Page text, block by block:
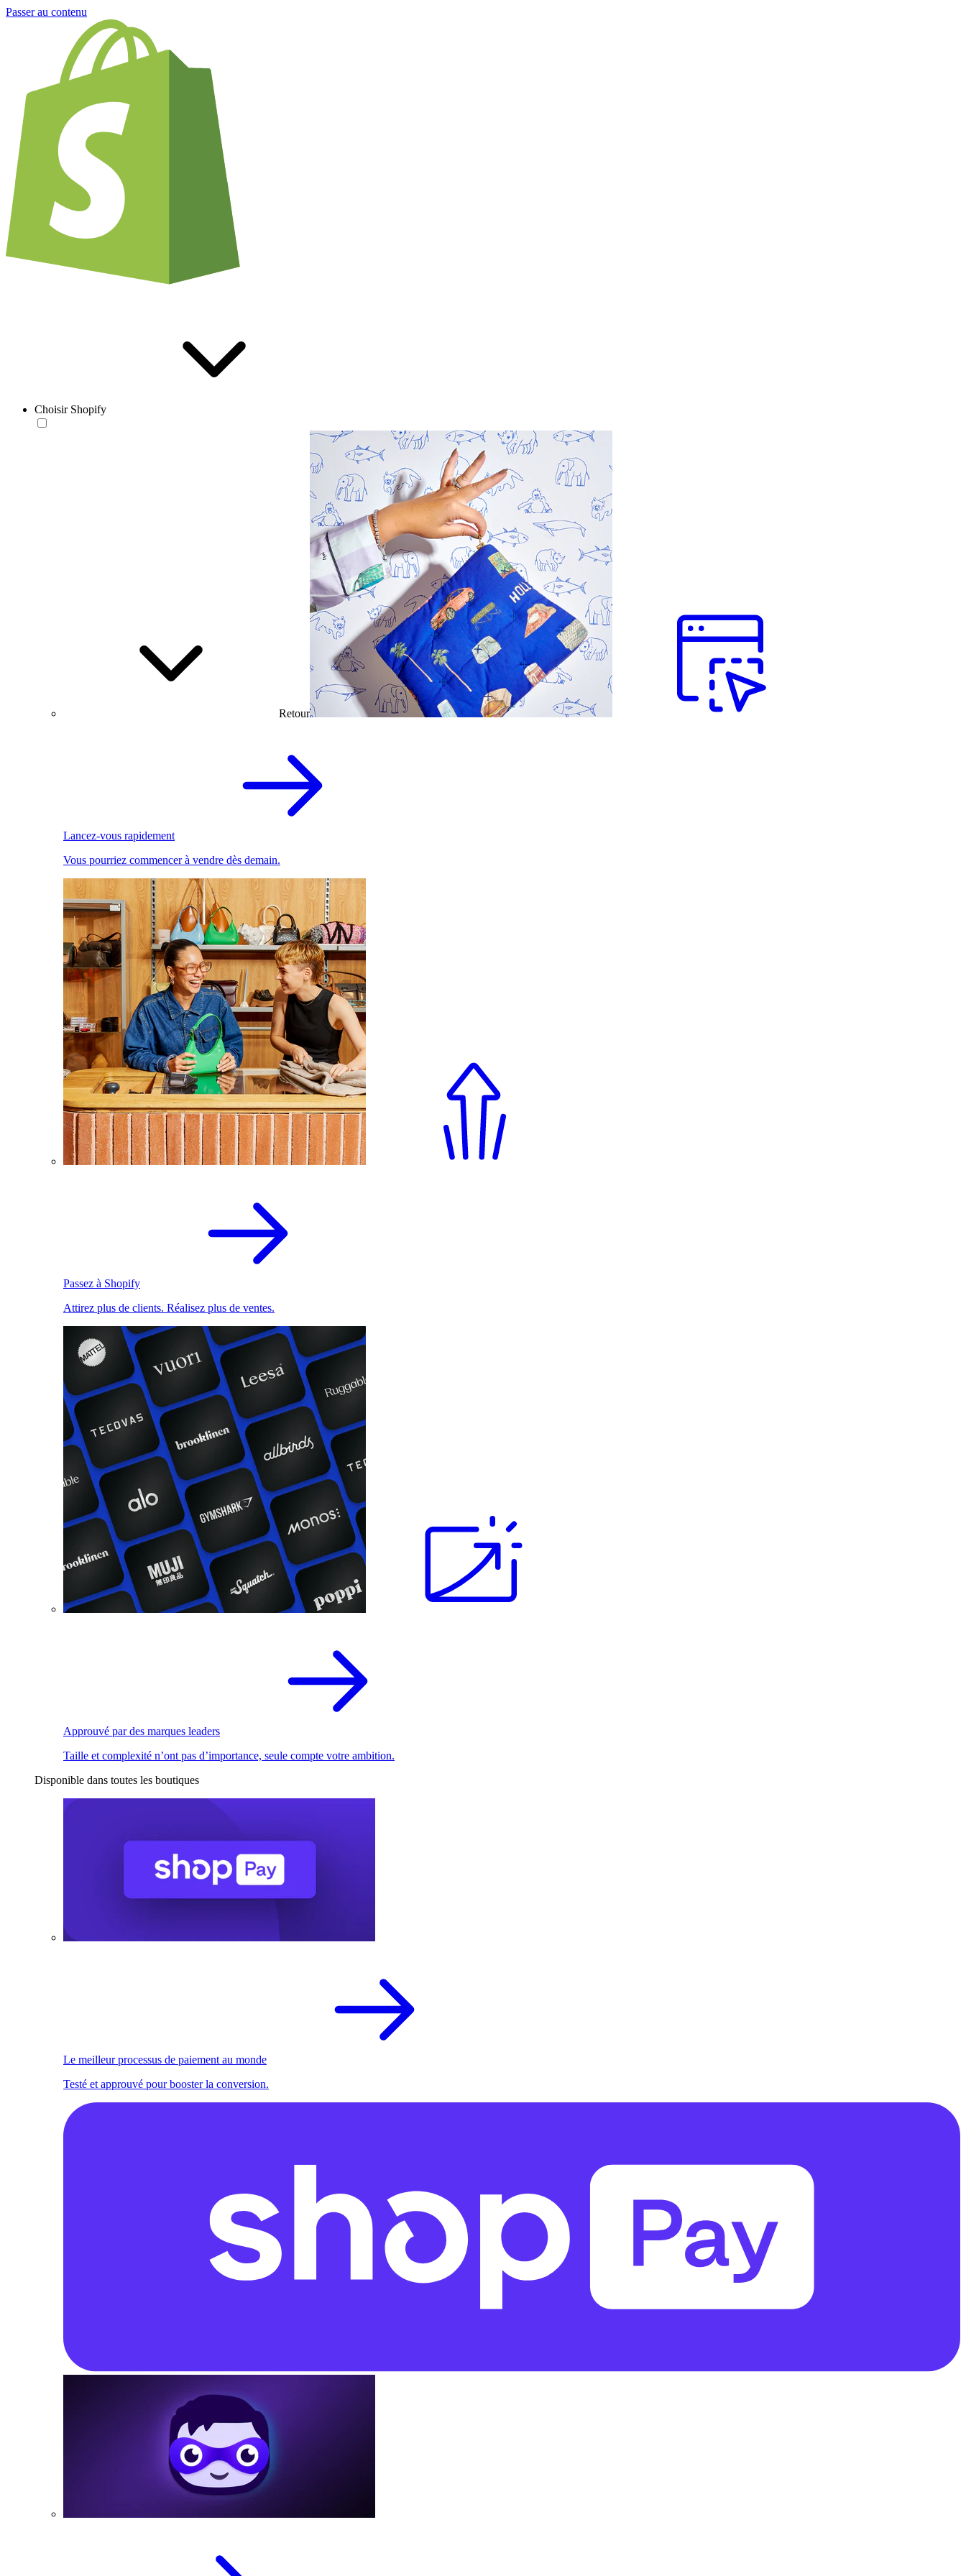
Passer au contenu
Choisir Shopify
Retour
Lancez-vous rapidement
Vous pourriez commencer à vendre dès demain.
Passez à Shopify
Attirez plus de clients. Réalisez plus de ventes.
Approuvé par des marques leaders
Taille et complexité n’ont pas d’importance, seule compte votre ambition.
Disponible dans toutes les boutiques
Le meilleur processus de paiement au monde
Testé et approuvé pour booster la conversion.